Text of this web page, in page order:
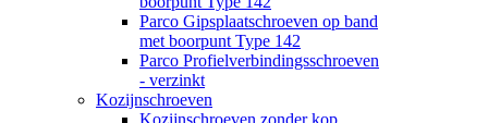
Parco Gipsplaatschroeven op band
met boorpunt Type 142
Parco Profielverbindingsschroeven
- verzinkt
Kozijnschroeven